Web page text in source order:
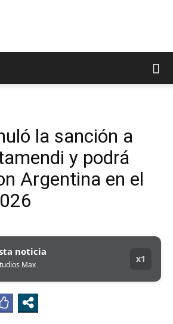
la sanción a
y podrá
Argentina en el
noticia
Max
x1